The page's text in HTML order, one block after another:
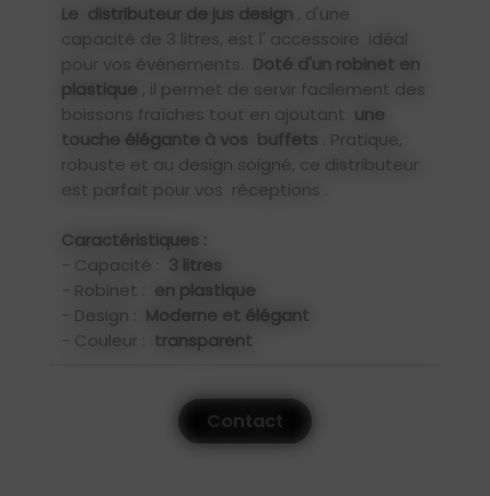
Le distributeur de jus design , d'une
capacité de 3 litres, est l'
accessoire idéal
pour vos événements. Doté d'un robinet en
plastique , il permet de servir facilement des
boissons fraîches tout en ajoutant une
touche élégante à vos buffets . Pratique,
robuste et au design soigné, ce distributeur
est parfait pour vos réceptions
Caractéristiques :
- Capacité : 3 litres
- Robinet : en plastique
- Design : Moderne et élégant
- Couleur : transparent
Contact